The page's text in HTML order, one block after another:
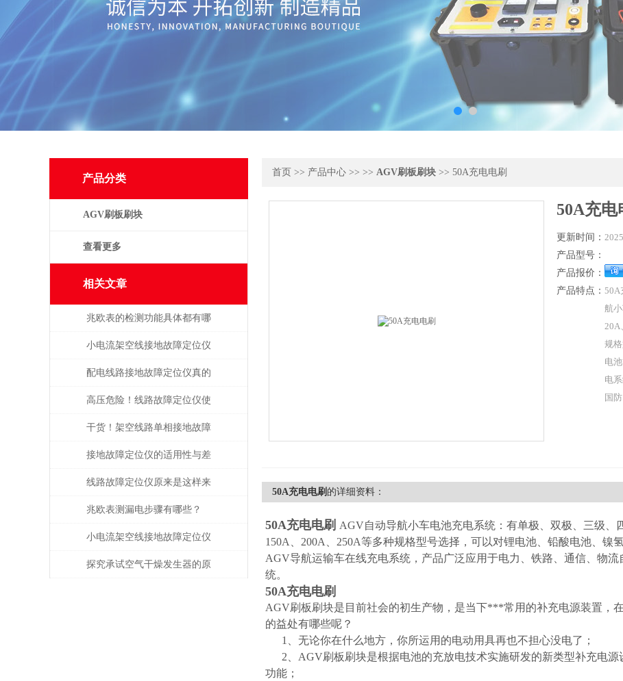
产品分类
AGV刷板刷块
查看更多
相关文章
兆欧表的检测功能具体都有哪
些？
小电流架空线接地故障定位仪
如何提升抢修效率
配电线路接地故障定位仪真的
有传说中的那么好吗？一起来
看看
高压危险！线路故障定位仪使
用前必须完成验电与接地
干货！架空线路单相接地故障
点巡查装置正确的操作步骤
接地故障定位仪的适用性与差
异分析
线路故障定位仪原来是这样来
定位的
兆欧表测漏电步骤有哪些？
小电流架空线接地故障定位仪
提高了整个电力系统的稳定性
探究承试空气干燥发生器的原
首页 >> 产品中心 >> >> AGV刷板刷块 >> 50A充电电刷
50A充电
更新时间：
产品型号：
产品报价：
产品特点： 50A
航
20A
规
电
电
国
50A充电电刷 的详细资料：
50A充电电刷 AGV自动导航小车电池充电系统：有单极、双极、三级、
150A、200A、250A等多种规格型号选择，可以对锂电池、铅酸电池、镍
AGV导航运输车在线充电系统，产品广泛应用于电力、铁路、通信、物
统。
50A充电电刷
AGV刷板刷块是目前社会的初生产物，是当下***常用的补充电源装置，
的益处有哪些呢？
1、无论你在什么地方，你所运用的电动用具再也不担心没电了；
2、AGV刷板刷块是根据电池的充放电技术实施研发的新类型补充电源
功能；